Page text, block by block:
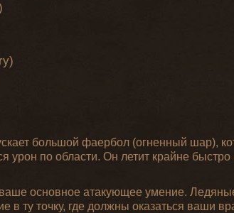
большой фаербол (огненный шар),
урон по области. Он летит крайне
основное атакующее умение.
в ту точку, где должны оказаться ваши